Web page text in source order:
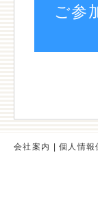
ご参
会社案内 |個人情報